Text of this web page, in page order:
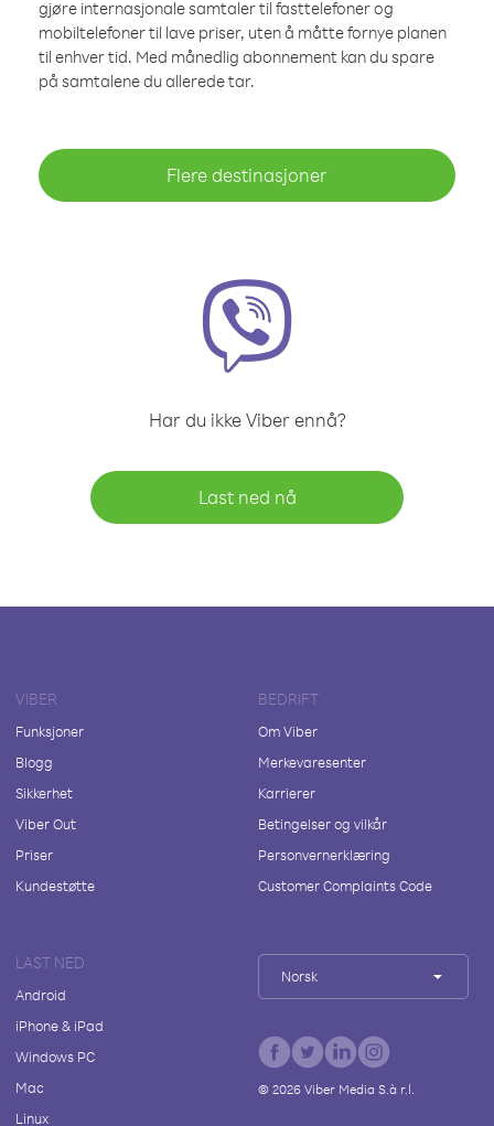
gjøre internasjonale samtaler til fasttelefoner og
mobiltelefoner til lave priser, uten å måtte fornye planen
til enhver tid. Med månedlig abonnement kan du spare
på samtalene du allerede tar.
Flere destinasjoner
Har du ikke Viber ennå?
Last ned nå
VIBER
Funksjoner
Blogg
Sikkerhet
Viber Out
Priser
Kundestøtte
BEDRIFT
Om Viber
Merkevaresenter
Karrierer
Betingelser og vilkår
Personvernerklæring
Customer Complaints Code
LAST NED
Android
iPhone & iPad
Windows PC
Mac
Linux
Norsk
© 2026Viber Media S.à r.l.